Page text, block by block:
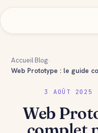
Accueil Blog
3 AOÛT 2025
Web